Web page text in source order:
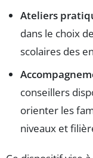
Ateliers
dans le choix
scolaires des
conseillers
orienter les
niveaux et